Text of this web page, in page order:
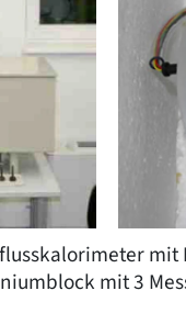
‍mit
‍mit ‍3